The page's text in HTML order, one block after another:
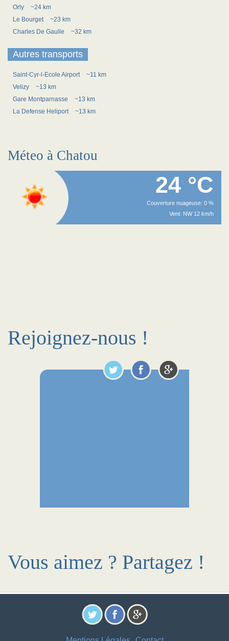
Orly
~24 km
Le Bourget
~23 km
Charles De Gaulle
~32 km
Autres transports
Saint-Cyr-l-Ecole Airport
~11 km
Velizy
~13 km
Gare Montparnasse
~13 km
La Defense Heliport
~13 km
Méteo à Chatou
24 °C
Couverture nuageuse: 0 %
Vent: NW 12 km/h
Rejoignez-nous !
Vous aimez ? Partagez !